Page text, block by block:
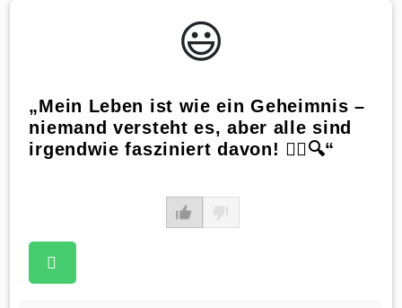
😃️
„Mein Leben ist wie ein Geheimnis –
niemand versteht es, aber alle sind
irgendwie fasziniert davon! 🕵️‍♀️🔍“